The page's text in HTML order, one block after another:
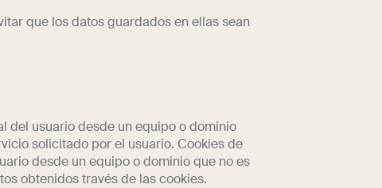
que los datos guardados en ellas sean
del usuario desde un equipo o dominio
solicitado por el usuario. Cookies de
desde un equipo o dominio que no es
obtenidos través de las cookies.